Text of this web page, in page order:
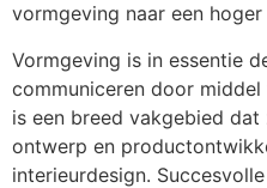
vormgeving naar een
Vormgeving is in essentie
communiceren door
is een breed vakgebied
ontwerp en
interieurdesign.